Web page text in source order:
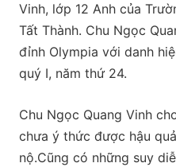
Vinh, lớp 12 Anh của
Tất Thành. Chu Ngọc
đỉnh Olympia với danh
quý I, năm thứ 24.
Chu Ngọc Quang Vinh
chưa ý thức được hậu
nộ.Cũng có những suy